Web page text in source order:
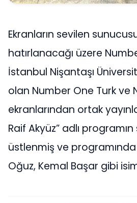
Ekranların sevilen
hatırlanacağı üzere
İstanbul Nişantaşı
olan Number One Turk ve
ekranlarından ortak
Raif Akyüz” adlı
üstlenmiş ve
Oğuz, Kemal Başar gibi